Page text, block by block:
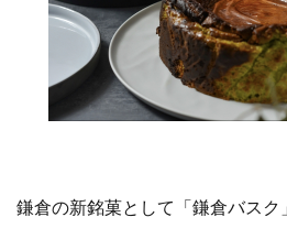
鎌倉の新銘菓として「鎌倉バスク